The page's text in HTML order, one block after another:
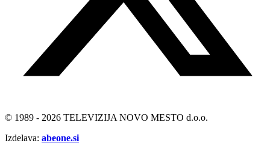
© 1989 - 2026 TELEVIZIJA NOVO MESTO d.o.o.
Izdelava: abeone.si